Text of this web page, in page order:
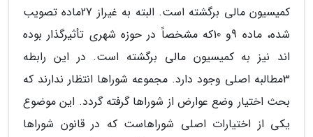
کمیسیون مالی برگشته است. البته به غیراز 27ماده تصویب
شده، ماده 9و 10که مشخصاً در حوزه شهری تأثیرگذار بوده
اند نیز به کمیسیون مالی برگشته است. در این رابطه
3مطالبه اصلی وجود دارد. مجموعه شوراها انتظار ندارند که
بحث اختیار وضع عوارض از شوراها گرفته گردد. این موضوع
یکی از اختیارات اصلی شوراهاست که در قانون شوراها